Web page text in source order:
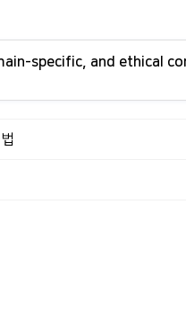
specific, and ethical